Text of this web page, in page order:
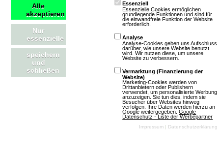
Szenarien agieren müssen. Sie zeichnen sich durch
dynamische Spielmechaniken, beeindruckende Grafiken
und oft auch durch soziale Interaktionen aus, die Spieler
in eine Welt voller Möglichkeiten und Herausforderungen
eintauchen lassen. Action-Spiele sind ideal für Spieler,
die den Nervenkitzel und die Aufregung von schnellen
und intensiven Spielerlebnissen genießen möchten.
Alle
akzeptieren
Nur
essenzielle
speichern
und
schließen
Essenziell
Essenzielle Cookies ermöglichen
grundlegende Funktionen und sind für
die einwandfreie Funktion der Website
erforderlich.
Analyse
Analyse-Cookies geben uns Aufschluss
darüber, wie unsere Website benutzt
wird. Wir nutzen diese, um unsere
Website zu verbessern.
Vermarktung (Finanzierung der
Website)
Marketing-Cookies werden von
Drittanbietern oder Publishern
verwendet, um personalisierte Werbung
anzuzeigen. Sie tun dies, indem sie
Besucher über Websites hinweg
verfolgen. Ihre Daten werden hierzu an
Google weitergegeben.Google
Datenschutz - Liste der Werbepartner
Impressum Datenschutzerklärung